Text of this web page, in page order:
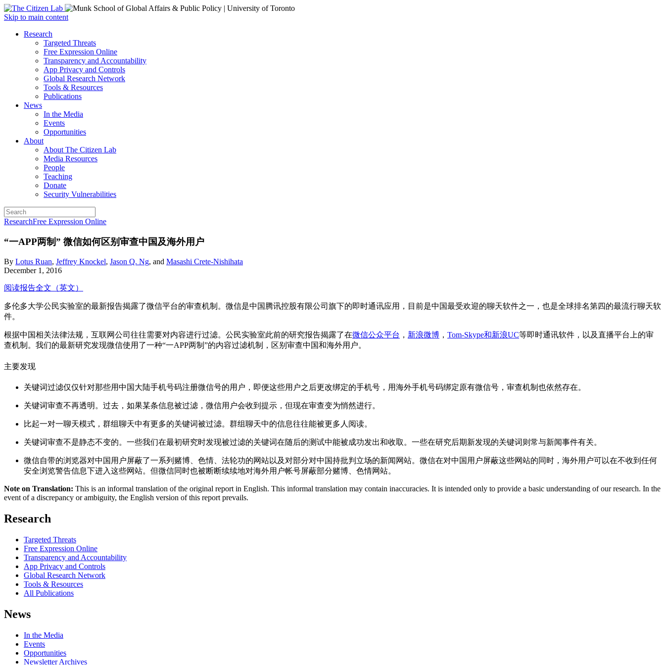
Open
menu
Skip to main content
Close
Research
Targeted Threats
Free Expression Online
Transparency and Accountability
App Privacy and Controls
Global Research Network
Tools & Resources
Publications
News
In the Media
Events
Opportunities
About
About The Citizen Lab
Media Resources
People
Teaching
Donate
Security Vulnerabilities
ResearchFree Expression Online
“一APP两制” 微信如何区别审查中国及海外用户
By Lotus Ruan, Jeffrey Knockel, Jason Q. Ng, and Masashi Crete-Nishihata
December 1, 2016
阅读报告全文（英文）
多伦多大学公民实验室的最新报告揭露了微信平台的审查机制。微信是中国腾讯控股有限公司旗下的即时通讯应用，目前是中国最受欢迎的聊天软件之一，也是全球排名第四的最流行聊天软
件。
根据中国相关法律法规，互联网公司往往需要对内容进行过滤。公民实验室此前的研究报告揭露了在微信公众平台 ， 新浪微博 ， Tom-Skype和新浪UC等即时通讯软件，以及直播平台上的审
查机制。我们的最新研究发现微信使用了一种“一APP两制”的内容过滤机制，区别审查中国和海外用户。
主要发现
关键词过滤仅仅针对那些用中国大陆手机号码注册微信号的用户，即便这些用户之后更改绑定的手机号，用海外手机号码绑定原有微信号，审查机制也依然存在。
关键词审查不再透明。过去，如果某条信息被过滤，微信用户会收到提示，但现在审查变为悄然进行。
比起一对一聊天模式，群组聊天中有更多的关键词被过滤。群组聊天中的信息往往能被更多人阅读。
关键词审查不是静态不变的。一些我们在最初研究时发现被过滤的关键词在随后的测试中能被成功发出和收取。一些在研究后期新发现的关键词则常与新闻事件有关。
微信自带的浏览器对中国用户屏蔽了一系列赌博、色情、法轮功的网站以及对部分对中国持批判立场的新闻网站。微信在对中国用户屏蔽这些网站的同时，海外用户可以在不收到任何
安全浏览警告信息下进入这些网站。但微信同时也被断断续续地对海外用户帐号屏蔽部分赌博、色情网站。
Note on Translation: This is an informal translation of the original report in English. This informal translation may contain inaccuracies. It is intended only to provide a basic understanding of our research. In the
event of a discrepancy or ambiguity, the English version of this report prevails.
Research
Targeted Threats
Free Expression Online
Transparency and Accountability
App Privacy and Controls
Global Research Network
Tools & Resources
All Publications
News
In the Media
Events
Opportunities
Newsletter Archives